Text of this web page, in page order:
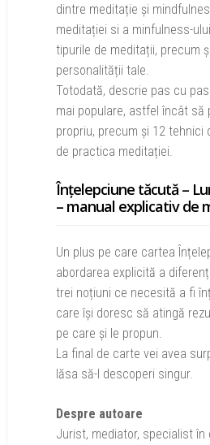
dintre meditație și
meditației si a minfulness-
tipurile de meditații, precum
personalității tale.
Totodată, descrie pas cu
mai populare, astfel încât
propriu, precum și 12
de practica meditației.
Înțelepciune tăcută –
– manual explicativ de
Un plus pe care cartea
abordarea explicită a
trei noțiuni ce necesită a fi
care își doresc să atingă
pe care și le propun.
La final de carte vei avea
lăsa să-l descoperi singur.
Despre autoare
Jurist, mediator, specialist